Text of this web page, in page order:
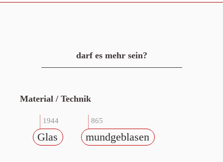
darf es mehr sein?
Material / Technik
1944
Glas
865
mundgeblasen